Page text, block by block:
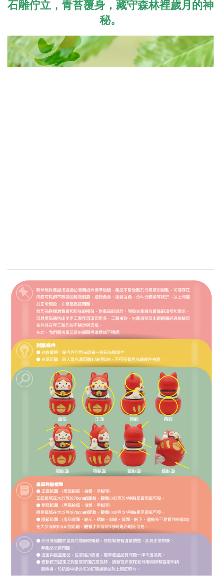
石雕佇立，青苔覆身，藏守森林裡歲月的神
秘。